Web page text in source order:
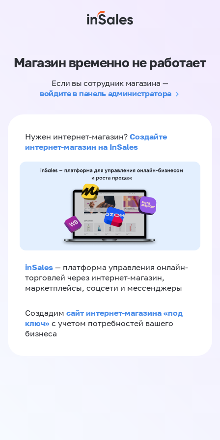
Магазин временно не работает
Если вы сотрудник магазина —
войдите в панель администратора
Нужен интернет-магазин? Создайте
интернет-магазин на InSales
inSales — платформа управления онлайн-
торговлей через интернет-магазин,
маркетплейсы, соцсети и мессенджеры
Создадим сайт интернет-магазина «под
ключ» с учетом потребностей вашего
бизнеса